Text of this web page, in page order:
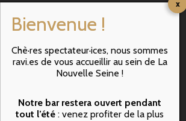
RER B : ST MICHEL
M10 : Maubert Mutualité
M4 : Cité
BATOBUS: N-Dame de Paris
Chè·res spectateur·ices, nous sommes
ravi.es de vous accueillir au sein de La
Nouvelle Seine !
Notre bar restera ouvert pendant
tout l’été : venez profiter de la plus